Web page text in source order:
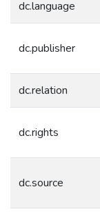
dc.language
dc.publisher
dc.relation
dc.rights
dc.source